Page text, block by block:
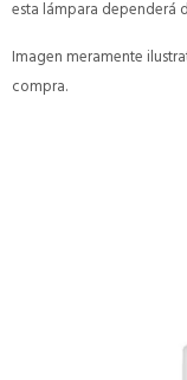
esta lámpara dependerá
Imagen meramente
compra.